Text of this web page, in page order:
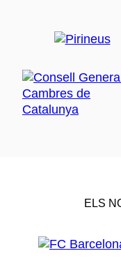
ELS